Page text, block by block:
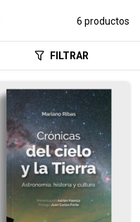
6 productos
FILTRAR